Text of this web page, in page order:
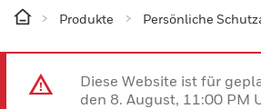
Produkte Persönliche
Diese Website ist für
den 8. August, 11:00 PM